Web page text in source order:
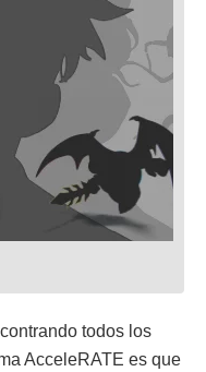
todos los
AcceleRATE es que